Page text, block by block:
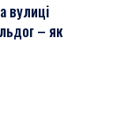
вулиці
– як